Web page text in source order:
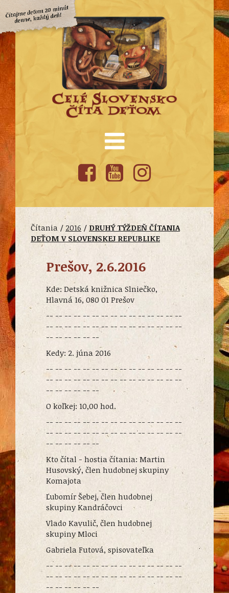
Čítania / 2016 / DRUHÝ TÝŽDEŇ ČÍTANIA
DEŤOM V SLOVENSKEJ REPUBLIKE
Prešov, 2.6.2016
Kde: Detská knižnica Slniečko,
Hlavná 16, 080 01 Prešov
-- -- -- -- -- -- -- -- -- -- -- -- -- -- --
-- -- -- -- -- -- -- -- -- -- -- -- -- -- --
-- -- -- -- -- --
Kedy: 2. júna 2016
-- -- -- -- -- -- -- -- -- -- -- -- -- -- --
-- -- -- -- -- -- -- -- -- -- -- -- -- -- --
-- -- -- -- -- --
O koľkej: 10,00 hod.
-- -- -- -- -- -- -- -- -- -- -- -- -- -- --
-- -- -- -- -- -- -- -- -- -- -- -- -- -- --
-- -- -- -- -- --
Kto čítal - hostia čítania: Martin
Husovský, člen hudobnej skupiny
Komajota
Ľubomír Šebej, člen hudobnej
skupiny Kandráčovci
Vlado Kavulič, člen hudobnej
skupiny Mloci
Gabriela Futová, spisovateľka
-- -- -- -- -- -- -- -- -- -- -- -- -- -- --
-- -- -- -- -- -- -- -- -- -- -- -- -- -- --
-- -- -- -- -- --